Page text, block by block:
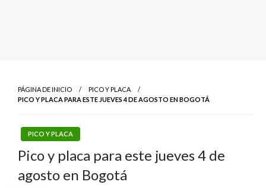
PÁGINA DE INICIO
PICO Y PLACA
PICO Y PLACA PARA ESTE JUEVES 4 DE AGOSTO EN BOGOTÁ
PICO Y PLACA
Pico y placa para este jueves 4 de
agosto en Bogotá